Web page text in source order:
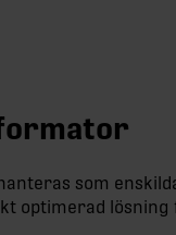
som
optimerad